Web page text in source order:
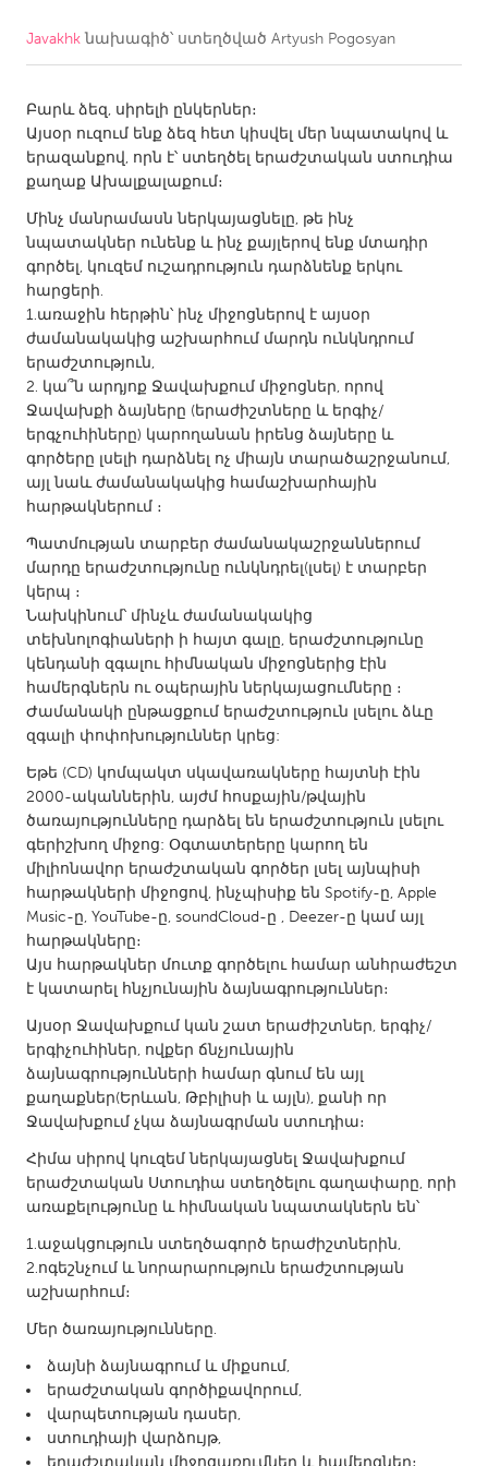
CANADA
Kitchener-Waterloo
New Glasgow
Newmarket
Ottawa
South Shore
MALAYSIA
Kuala Lumpur
NETHERLANDS
Leiden
Rotterdam
Utrecht
QATAR
SINGAPORE
Singapore
UNITED KINGDOM
Glasgow
UNITED STATES
Ann Arbor, MI
Austin, TX
Baltimore, MD
Boston, MA
Burlingame-San Mateo, CA
Cass Clay
Chicago, IL
Cleveland, OH
Detroit, MI
Durham, NC
Gainesville, FL
Georgetown, MA
Gloucester, MA
Hamilton-Wenham, MA
Ipswich, MA
Key West, FL
Los Angeles, CA
Miami, FL
New York City, NY
Newburgh, NY
Newburyport, MA
North Minneapolis, MN
Peekskill, NY
Philadelphia, PA
Pittsburgh, PA
Poughkeepsie, NY
Rockport, MA
San Antonio, TX
San Francisco, CA
San Jose, CA
Santa Cruz, CA
Javakhkնախագիծ՝ ստեղծված Artyush Pogosyan
Բարև ձեզ, սիրելի ընկերներ։
Այսօր ուզում ենք ձեզ հետ կիսվել մեր նպատակով և
երազանքով, որն է՝ ստեղծել երաժշտական ​​ստուդիա
քաղաք Ախալքալաքում։
Մինչ մանրամասն ներկայացնելը, թե ինչ
նպատակներ ունենք և ինչ քայլերով ենք մտադիր
գործել, կուզեմ ուշադրություն դարձնենք երկու
հարցերի․
1․առաջին հերթին՝ ինչ միջոցներով է այսօր
ժամանակակից աշխարհում մարդն ունկնդրում
երաժշտություն,
2․ կա՞ն արդյոք Ջավախքում միջոցներ, որով
Ջավախքի ձայները (երաժիշտները և երգիչ/
երգչուհիները) կարողանան իրենց ձայները և
գործերը լսելի դարձնել ոչ միայն տարածաշրջանում,
այլ նաև ժամանակակից համաշխարհային
հարթակներում ։
Պատմության տարբեր ժամանակաշրջաններում
մարդը երաժշտությունը ունկնդրել(լսել) է տարբեր
կերպ ։
Նախկինում՝ մինչև ժամանակակից
տեխնոլոգիաների ի հայտ գալը, երաժշտությունը
կենդանի զգալու հիմնական միջոցներից էին
համերգներն ու օպերային ներկայացումները ։
Ժամանակի ընթացքում երաժշտություն լսելու ձևը
զգալի փոփոխություններ կրեց:
Եթե (CD) կոմպակտ սկավառակները հայտնի էին
2000-ականներին, այժմ հոսքային/թվային
ծառայությունները դարձել են երաժշտություն լսելու
գերիշխող միջոց: Օգտատերերը կարող են
միլիոնավոր երաժշտական գործեր լսել այնպիսի
հարթակների միջոցով, ինչպիսիք են Spotify-ը, Apple
Music-ը, YouTube-ը, soundCloud-ը , Deezer-ը կամ այլ
հարթակները։
Այս հարթակներ մուտք գործելու համար անհրաժեշտ
է կատարել հնչյունային ձայնագրություններ։
Այսօր Ջավախքում կան շատ երաժիշտներ, երգիչ/
երգիչուհիներ, ովքեր ճնչյունային
ձայնագրությունների համար գնում են այլ
քաղաքներ(Երևան, Թբիլիսի և այլն), քանի որ
Ջավախքում չկա ձայնագրման ստուդիա։
Հիմա սիրով կուզեմ ներկայացնել Ջավախքում
երաժշտական Ստուդիա ստեղծելու գաղափարը, որի
առաքելությունը և հիմնական նպատակներն են՝
1․աջակցություն ստեղծագործ երաժիշտներին,
2․ոգեշնչում և նորարարություն երաժշտության
աշխարհում։
Մեր ծառայությունները․
ձայնի ձայնագրում և միքսում,
երաժշտական գործիքավորում,
վարպետության դասեր,
ստուդիայի վարձույթ,
երաժշտական ​​միջոցառումներ և համերգներ։